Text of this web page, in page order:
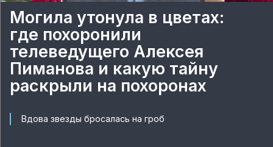
Могила утонула в цветах:
где похоронили
телеведущего Алексея
Пиманова и какую тайну
раскрыли на похоронах
Вдова звезды бросалась на гроб